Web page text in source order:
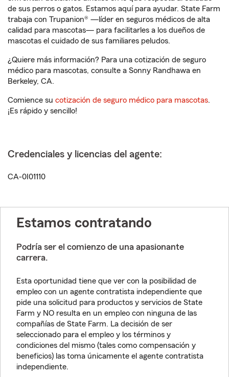
de sus perros o gatos. Estamos aquí para ayudar. State Farm
trabaja con Trupanion® —líder en seguros médicos de alta
calidad para mascotas— para facilitarles a los dueños de
mascotas el cuidado de sus familiares peludos.
¿Quiere más información? Para una cotización de seguro
médico para mascotas, consulte a Sonny Randhawa en
Berkeley, CA.
Comience su cotización de seguro médico para mascotas.
¡Es rápido y sencillo!
Credenciales y licencias del agente:
CA-0I01110
Estamos contratando
Podría ser el comienzo de una apasionante
carrera.
Esta oportunidad tiene que ver con la posibilidad de
empleo con un agente contratista independiente que
pide una solicitud para productos y servicios de State
Farm y NO resulta en un empleo con ninguna de las
compañías de State Farm. La decisión de ser
seleccionado para el empleo y los términos y
condiciones del mismo (tales como compensación y
beneficios) las toma únicamente el agente contratista
independiente.